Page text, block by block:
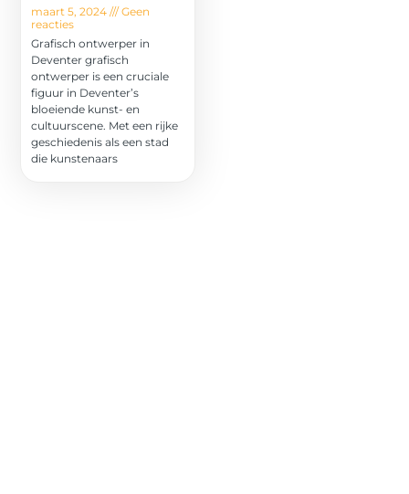
maart 5, 2024
Geen
reacties
Grafisch ontwerper in
Deventer grafisch
ontwerper is een cruciale
figuur in Deventer’s
bloeiende kunst- en
cultuurscene. Met een rijke
geschiedenis als een stad
die kunstenaars